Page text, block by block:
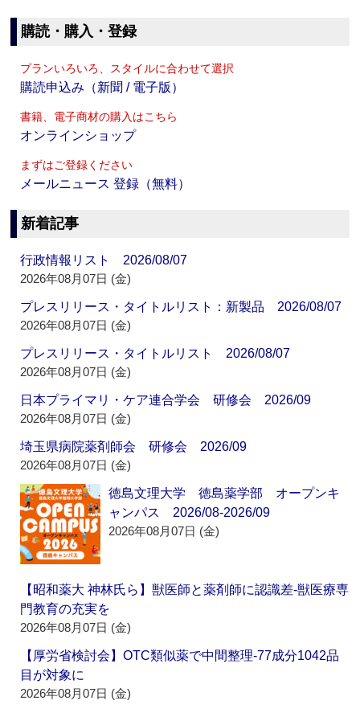
購読・購入・登録
プランいろいろ、スタイルに合わせて選択
購読申込み（新聞 / 電子版）
書籍、電子商材の購入はこちら
オンラインショップ
まずはご登録ください
メールニュース 登録（無料）
新着記事
行政情報リスト 2026/08/07
2026年08月07日 (金)
プレスリリース・タイトルリスト：新製品 2026/08/07
2026年08月07日 (金)
プレスリリース・タイトルリスト 2026/08/07
2026年08月07日 (金)
日本プライマリ・ケア連合学会 研修会 2026/09
2026年08月07日 (金)
埼玉県病院薬剤師会 研修会 2026/09
2026年08月07日 (金)
徳島文理大学 徳島薬学部 オープンキ
ャンパス 2026/08-2026/09
2026年08月07日 (金)
【昭和薬大 神林氏ら】獣医師と薬剤師に認識差‐獣医療専
門教育の充実を
2026年08月07日 (金)
【厚労省検討会】OTC類似薬で中間整理‐77成分1042品
目が対象に
2026年08月07日 (金)